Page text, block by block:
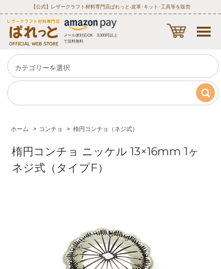
【公式】レザークラフト材料専門店ぱれっと‐皮革･キット･工具等を販売
メール便対応OK 3,000円以上
で送料無料
ホーム > コンチョ > 楕円コンチョ（ネジ式）
楕円コンチョ ニッケル 13×16mm 1ヶ
ネジ式（タイプF）